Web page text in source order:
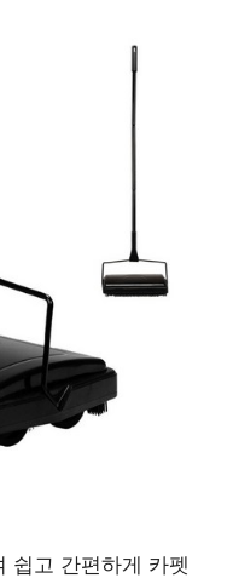
쉽고 간편하게 카펫